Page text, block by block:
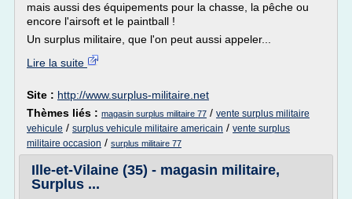
mais aussi des équipements pour la chasse, la pêche ou
encore l'airsoft et le paintball !
Un surplus militaire, que l'on peut aussi appeler...
Lire la suite
Site : http://www.surplus-militaire.net
Thèmes liés : magasin surplus militaire 77 / vente surplus militaire
vehicule / surplus vehicule militaire americain / vente surplus
militaire occasion / surplus militaire 77
Ille-et-Vilaine (35) - magasin militaire,
Surplus ...